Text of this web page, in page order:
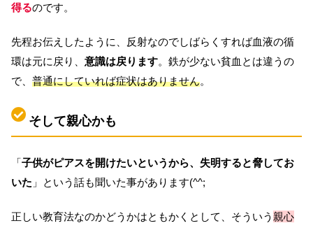
得るのです。
先程お伝えしたように、反射なのでしばらくすれば血液の循
環は元に戻り、 意識は戻ります。鉄が少ない貧血とは違うの
で、 普通にしていれば症状はありません。
そして親心かも
「子供がピアスを開けたいというから、失明すると脅してお
いた 」という話も聞いた事があります(^^;
正しい教育法なのかどうかはともかくとして、そういう 親心